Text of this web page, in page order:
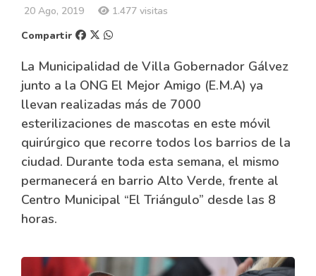
20 Ago, 2019
1.477 visitas
Compartir
La Municipalidad de Villa Gobernador Gálvez
junto a la ONG El Mejor Amigo (E.M.A) ya
llevan realizadas más de 7000
esterilizaciones de mascotas en este móvil
quirúrgico que recorre todos los barrios de la
ciudad. Durante toda esta semana, el mismo
permanecerá en barrio Alto Verde, frente al
Centro Municipal “El Triángulo” desde las 8
horas.